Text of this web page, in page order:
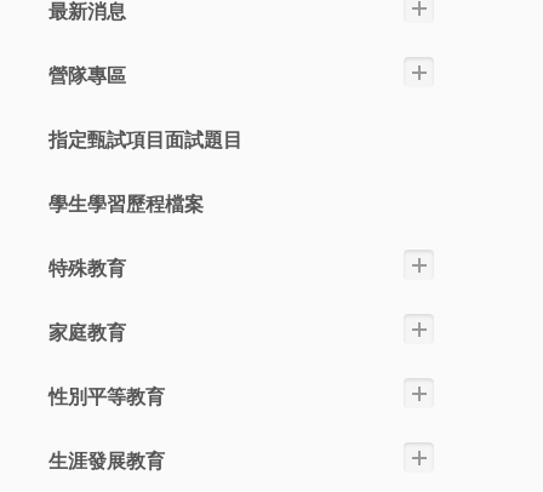
最新消息
營隊專區
指定甄試項目面試題目
學生學習歷程檔案
特殊教育
家庭教育
性別平等教育
生涯發展教育